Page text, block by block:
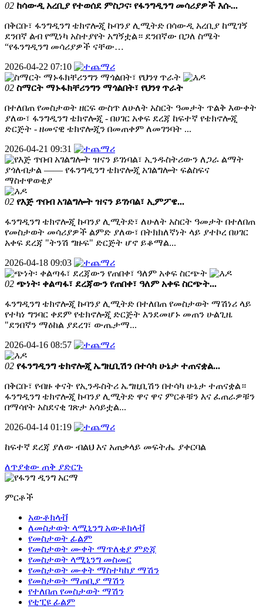
02 ከሳውዲ አረቢያ የተወሰደ ምስጋና፡ የፋንግዲንግ መሳሪያዎች እሱ...
በቅርቡ፣ ፋንግዲንግ ቴክኖሎጂ ኩባንያ ሊሚትድ በሳውዲ አረቢያ ከሚገኝ
ደንበኛ ልብ የሚነካ አስተያየት አግኝቷል። ደንበኛው በጋለ ስሜት
“የፋንግዲንግ መሳሪያዎች ናቸው…
2026-04-22 07:10
02 ስማርት ማኑፋክቸሪንግን ማጎልበት፣ የህንፃ ጥራት
በተለበጠ የመስታወት ዘርፍ ውስጥ ለሁለት አስርት ዓመታት ጥልቅ እውቀት
ያለው፣ ፋንግዲንግ ቴክኖሎጂ - በሀገር አቀፍ ደረጃ ከፍተኛ የቴክኖሎጂ
ድርጅት - ዘመናዊ ቴክኖሎጂን በመጠቀም ለመገንባት ...
2026-04-21 09:31
02 የእጅ ጥበብ አገልግሎት ዝናን ይገነባል፣ ኢምፖዌ...
ፋንግዲንግ ቴክኖሎጂ ኩባንያ ሊሚትድ፣ ለሁለት አስርት ዓመታት በተለበጠ
የመስታወት መሳሪያዎች ልምድ ያለው፣ በትክክለኛነት ላይ ያተኮረ በሀገር
አቀፍ ደረጃ "ትንሽ ግዙፍ" ድርጅት ሆኖ ይቆማል...
2026-04-18 09:03
02 ጭነት፡ ቀልጣፋ፣ ደረጃውን የጠበቀ፣ ዓለም አቀፍ ስርጭት...
ፋንግዲንግ ቴክኖሎጂ ኩባንያ ሊሚትድ በተለበጠ የመስታወት ማሽነሪ ላይ
የተካነ ግንባር ቀደም የቴክኖሎጂ ድርጅት እንደመሆኑ መጠን ሁልጊዜ
"ደንበኛን ማዕከል ያደረገ፣ ውጤታማ...
2026-04-16 08:57
02 የፋንግዲንግ ቴክኖሎጂ ኤግዚቢሽን በተሳካ ሁኔታ ተጠናቋል...
በቅርቡ፣ የብዙ ቀናት የኢንዱስትሪ ኤግዚቢሽን በተሳካ ሁኔታ ተጠናቋል።
ፋንግዲንግ ቴክኖሎጂ ኩባንያ ሊሚትድ ዋና ዋና ምርቶቹን እና ፈጠራዎቹን
በማሳየት አስደናቂ ገጽታ አሳይቷል...
2026-04-14 01:19
ከፍተኛ ደረጃ ያለው ብልህ እና አጠቃላይ መፍትሔ ያቀርባል
ለጥያቄው ጠቅ ያድርጉ
ምርቶች
አውቶክላቭ
ለመስታወት ላሚኒንግ አውቶክላቭ
የመስታወት ፊልም
የመስታወት ሙቀት ማጥለቂያ ምድጃ
የመስታወት ላሚኒንግ መስመር
የመስታወት ሙቀት ማስተካከያ ማሽን
የመስታወት ማጠቢያ ማሽን
የተለበጠ የመስታወት ማሽን
የቲፒዩ ፊልም